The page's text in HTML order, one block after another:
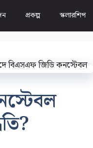
প্রকল্প স্কলারশিপ